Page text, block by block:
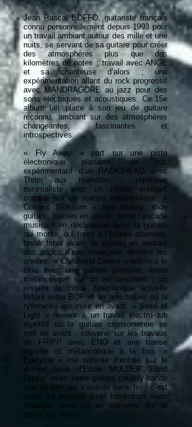
Jean Pascal BOFFO, guitariste français
connu personnellement depuis 1993 pour
un travail ambiant autour des mille et une
nuits, se servant de sa guitare pour créer
des atmosphères plus que des
kilomètres de notes ; travail avec ANGE
et sa chanteuse d’alors ; une
expérimentation allant du rock progressif
avec MANDRAGORE au jazz pour des
sons électriques et acoustiques. Ce 15e
album fait place à son jeu de guitare
reconnu, ambiant sur des atmosphères
changeantes, fascinantes et
introspectives.
« Fly Away » part sur une piste
électronique planante, un truc
expérimentatif d’un RADIOHEAD avec
Thom aux manettes ; répétitive
minimaliste avec un refrain entêtant
comme sur un mantra mélancolique. «
Cosmic Blossom » titre bluesy, slide
guitare, basses en avant ; lente cascade
musicale en déclinaison avec la guitare
qui monte, qui force à l’écoute attentive,
break tribal avant de repartir en sentant
des ondes d’eau musicales derrière les
oreilles. « Childhood Dream » enfonce le
clou avec une guitare plaintive, limite
mélancolique sur un air lancinant ; on
ressent la mode cinématique actuelle
flirtant entre BOF et air nonchalant où la
rythmicité est mise en avant. « Seed of
Light » revient à un travail électro-dub
répétitif où la guitare crimsonienne se
met en avant ; souvenir sur les travaux
de FRIPP avec ENO et une transe
égayée et mélancolique à la fois. «
Epicycle » me renvoie d’entrée sur le
dernier opus d’Eddie MULDER ‘Blind
Hunter’ avec cette guitare country-bande
son de film qui s’écoule sans fin ; c’est
beau, ça pourrait durer longtemps sans
déranger avec un air convenu qui te
prend aux tripes.